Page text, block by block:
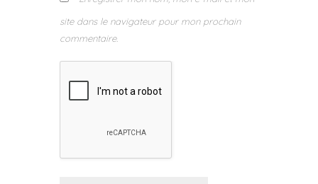
site dans le navigateur pour mon prochain
commentaire.